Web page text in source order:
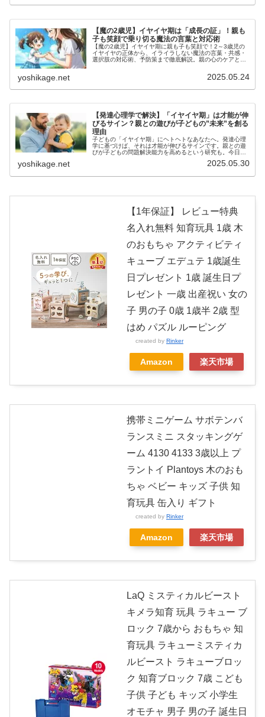
【魔の2歳児】イヤイヤ期は「成長の証」！親も
子も笑顔で乗り切る魔法の言葉と対応術
【魔の2歳児】イヤイヤ期に親も子も笑顔で！2～3歳児の
イヤイヤの正体から、イライラしない魔法の言葉・共感・
選択肢の対応術、予防策まで徹底解説。親の心のケアと子
yoshikage.net 2025.05.24
【発達心理学で解決】「イヤイヤ期」は才能が伸
びるサイン？親との遊びが子どもの”未来”を創る
理由
子どもの「イヤイヤ期」にヘトヘトなあなたへ。発達心理
学に基づけば、それは才能が伸びるサインです。親との遊
びが子どもの問題解決能力を高めるという研究も。今日か
yoshikage.net 2025.05.30
【1年保証】 レビュー特典
名入れ無料 知育玩具 1歳 木
のおもちゃ アクティビティ
キューブ エデュテ 1歳誕生
日プレゼント 1歳 誕生日プ
レゼント 一歳 出産祝い 女の
子 男の子 0歳 1歳半 2歳 型
はめ パズル ルーピング
created by Rinker
Amazon 楽天市場
携帯ミニゲーム サボテンバ
ランスミニ スタッキングゲ
ーム 4130 4133 3歳以上 プ
ラントイ Plantoys 木のおも
ちゃ ベビー キッズ 子供 知
育玩具 缶入り ギフト
created by Rinker
Amazon 楽天市場
LaQ ミスティカルビースト
キメラ知育 玩具 ラキュー ブ
ロック 7歳から おもちゃ 知
育玩具 ラキューミスティカ
ルビースト ラキューブロッ
ク 知育ブロック 7歳 こども
子供 子ども キッズ 小学生
オモチャ 男子 男の子 誕生日